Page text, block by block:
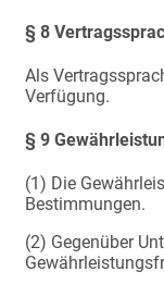
§ 8
Als
Verfügung.
§ 9
(1) Die
Bestimmungen.
(2) Gegenüber